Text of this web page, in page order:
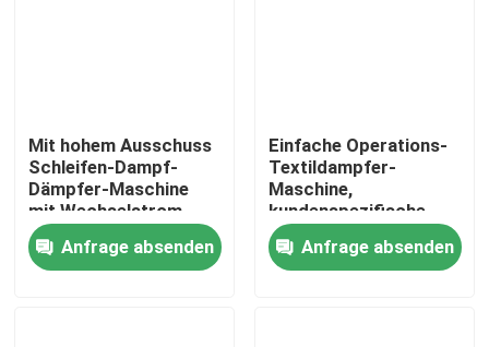
Qualitätskontrolle
Treten Sie mit uns in Verbindung
Mit hohem Ausschuss
Schleifen-Dampf-
Dämpfer-Maschine
mit Wechselstrom-
Motorantrieb/Schnittstellen-
funktionierendem
Schirm
Anfrage absenden
Einfache Operations-
Textildampfer-
Maschine,
kundenspezifische
Dampf-Dämpfer-
Maschine nagelneu
Anfrage absenden